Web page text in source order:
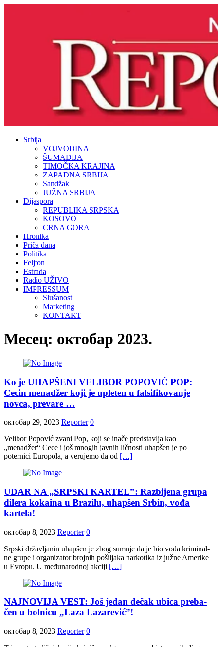
Srbija
VOJVODINA
ŠUMADIJA
TIMOČKA KRAJINA
ZAPADNA SRBIJA
Sandžak
JUŽNA SRBIJA
Dijaspora
REPUBLIKA SRPSKA
KOSOVO
CRNA GORA
Hronika
Priča dana
Politika
Feljton
Estrada
Radio UŽIVO
IMPRESSUM
Slušanost
Marketing
KONTAKT
Месец: октобар 2023.
Ko je UHAPŠENI VELIBOR POPOVIĆ POP:
Cecin menadžer koji je upleten u falsifikovanje
novca, prevare …
октобар 29, 2023 Reporter 0
Velibor Popović zvani Pop, koji se inače predstavlja kao
„menadžer“ Cece i još mnogih javnih ličnosti uhapšen je po
poternici Europola, a verujemo da od […]
UDAR NA „SRPSKI KAR­TEL”: Raz­bi­je­na gru­pa
di­le­ra ko­ka­i­na u Bra­zi­lu, uhapšen Srbin, vođa
kartela!
октобар 8, 2023 Reporter 0
Srp­ski dr­ža­vlja­nin uhap­šen je zbog sum­nje da je bio vo­đa kri­mi­nal­
ne gru­pe i or­ga­ni­za­tor broj­nih po­ši­lja­ka nar­ko­ti­ka iz ju­žne Ame­ri­ke
u Evro­pu. U me­đu­na­rod­noj ak­ci­ji […]
NAJNOVIJA VEST: Još jedan de­čak ubi­ca pre­ba­
čen u bol­ni­cu „La­za La­za­re­vić”!
октобар 8, 2023 Reporter 0